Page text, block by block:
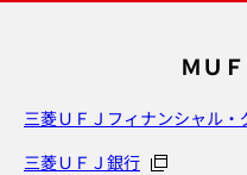
ＭＵ
三菱ＵＦＪフィナンシャル・
三菱ＵＦＪ銀行